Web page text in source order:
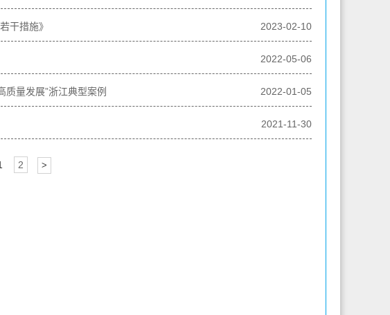
干措施》 2023-02-10
2022-05-06
量发展”浙江典型案例 2022-01-05
2021-11-30
2 >